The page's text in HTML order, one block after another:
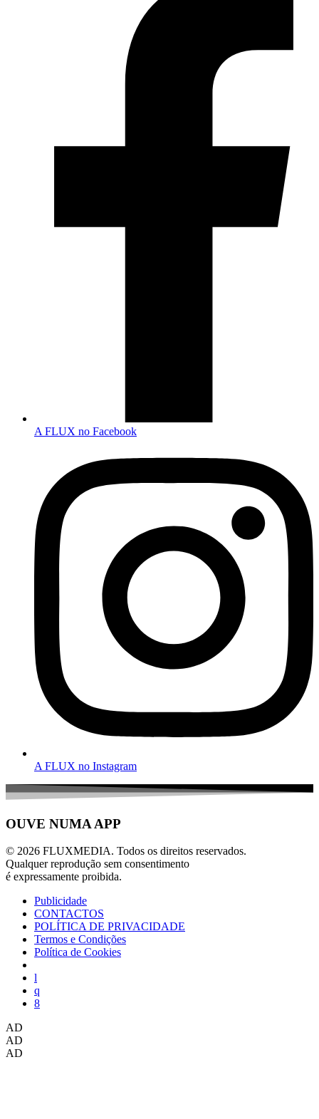
A FLUX no Facebook
A FLUX no Instagram
OUVE NUMA APP
© 2026 FLUXMEDIA. Todos os direitos reservados.
Qualquer reprodução sem consentimento
é expressamente proibida.
Publicidade
CONTACTOS
POLÍTICA DE PRIVACIDADE
Termos e Condições
Política de Cookies
AD
AD
AD